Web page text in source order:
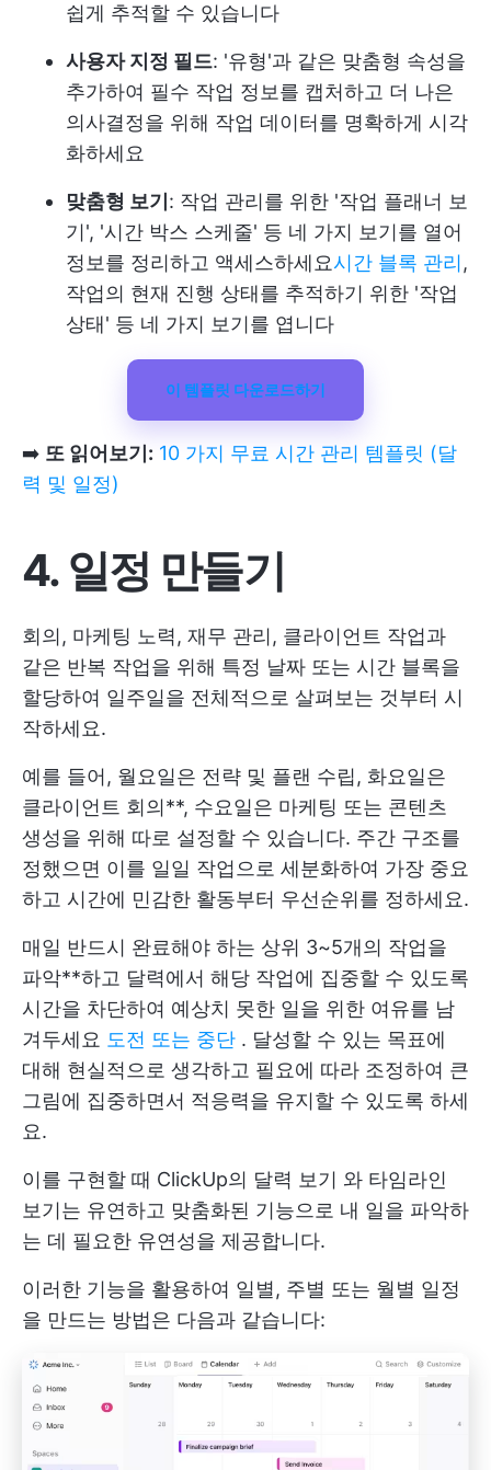
쉽게 추적할 수 있습니다
사용자 지정 필드: '유형'과 같은 맞춤형 속성을
추가하여 필수 작업 정보를 캡처하고 더 나은
의사결정을 위해 작업 데이터를 명확하게 시각
화하세요
맞춤형 보기 : 작업 관리를 위한 '작업 플래너 보
기', '시간 박스 스케줄' 등 네 가지 보기를 열어
정보를 정리하고 액세스하세요시간 블록 관리,
작업의 현재 진행 상태를 추적하기 위한 '작업
상태' 등 네 가지 보기를 엽니다
이 템플릿 다운로드하기
➡️ 또 읽어보기: 10 가지 무료 시간 관리 템플릿 (달
력 및 일정)
4. 일정 만들기
회의, 마케팅 노력, 재무 관리, 클라이언트 작업과
같은 반복 작업을 위해 특정 날짜 또는 시간 블록을
할당하여 일주일을 전체적으로 살펴보는 것부터 시
작하세요.
예를 들어, 월요일은 전략 및 플랜 수립, 화요일은
클라이언트 회의**, 수요일은 마케팅 또는 콘텐츠
생성을 위해 따로 설정할 수 있습니다. 주간 구조를
정했으면 이를 일일 작업으로 세분화하여 가장 중요
하고 시간에 민감한 활동부터 우선순위를 정하세요.
매일 반드시 완료해야 하는 상위 3~5개의 작업을
파악**하고 달력에서 해당 작업에 집중할 수 있도록
시간을 차단하여 예상치 못한 일을 위한 여유를 남
겨두세요 도전 또는 중단 . 달성할 수 있는 목표에
대해 현실적으로 생각하고 필요에 따라 조정하여 큰
그림에 집중하면서 적응력을 유지할 수 있도록 하세
요.
이를 구현할 때 ClickUp의 달력 보기 와 타임라인
보기는 유연하고 맞춤화된 기능으로 내 일을 파악하
는 데 필요한 유연성을 제공합니다.
이러한 기능을 활용하여 일별, 주별 또는 월별 일정
을 만드는 방법은 다음과 같습니다: